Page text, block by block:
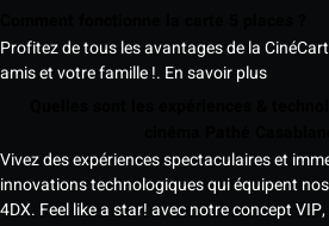
Profitez de tous les avantages de la
amis et votre famille !. En savoir plus
Vivez des expériences spectaculaires et
innovations technologiques qui équipent
4DX. Feel like a star! avec notre concept